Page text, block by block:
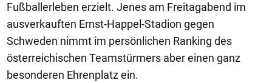
Fußballerleben erzielt. Jenes am Freitagabend im
ausverkauften Ernst-Happel-Stadion gegen
Schweden nimmt im persönlichen Ranking des
österreichischen Teamstürmers aber einen ganz
besonderen Ehrenplatz ein.